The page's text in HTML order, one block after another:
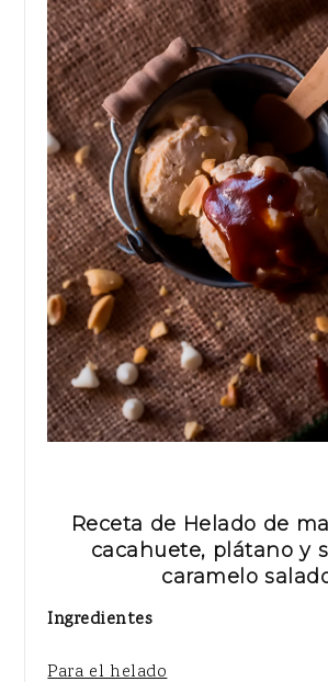
Receta de Helado de
cacahuete, plátano y
caramelo
Ingredientes
Para el helado